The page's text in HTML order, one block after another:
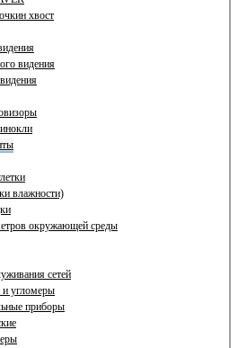
хвост
видения
влажности)
окружающей среды
сетей
угломеры
приборы